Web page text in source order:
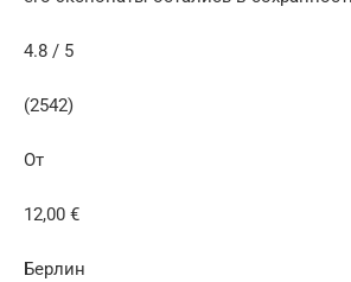
4.8 / 5
(2542)
От
12,00 €
Берлин